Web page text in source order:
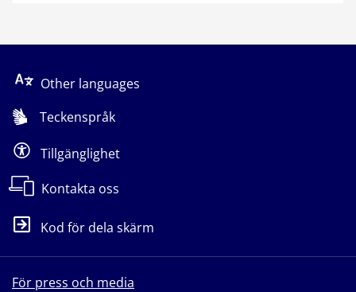
Other languages
Teckenspråk
Tillgänglighet
Kontakta oss
Kod för dela skärm
För press och media